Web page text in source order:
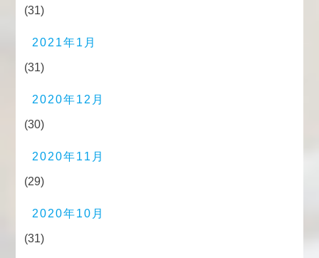
(31)
2021年1月
(31)
2020年12月
(30)
2020年11月
(29)
2020年10月
(31)